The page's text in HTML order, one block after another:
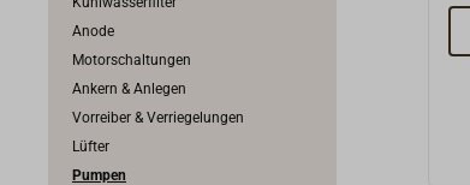
Anode
Motorschaltungen
Ankern & Anlegen
Vorreiber & Verriegelungen
Lüfter
Pumpen